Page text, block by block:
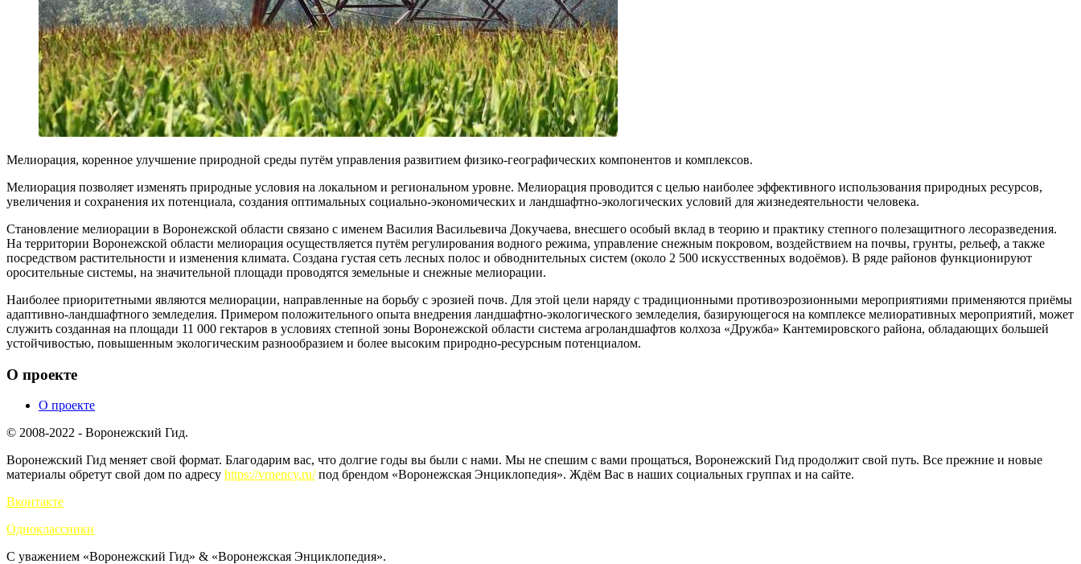
Мелиорация, коренное улучшение природной среды путём управления развитием физико-географических компонентов и комплексов.
Мелиорация позволяет изменять природные условия на локальном и региональном уровне. Мелиорация проводится с целью наиболее эффективного использования природных ресурсов,
увеличения и сохранения их потенциала, создания оптимальных социально-экономических и ландшафтно-экологических условий для жизнедеятельности человека.
Становление мелиорации в Воронежской области связано с именем Василия Васильевича Докучаева, внесшего особый вклад в теорию и практику степного полезащитного лесоразведения.
На территории Воронежской области мелиорация осуществляется путём регулирования водного режима, управление снежным покровом, воздействием на почвы, грунты, рельеф, а также
посредством растительности и изменения климата. Создана густая сеть лесных полос и обводнительных систем (около 2 500 искусственных водоёмов). В ряде районов функционируют
оросительные системы, на значительной площади проводятся земельные и снежные мелиорации.
Наиболее приоритетными являются мелиорации, направленные на борьбу с эрозией почв. Для этой цели наряду с традиционными противоэрозионными мероприятиями применяются приёмы
адаптивно-ландшафтного земледелия. Примером положительного опыта внедрения ландшафтно-экологического земледелия, базирующегося на комплексе мелиоративных мероприятий, может
служить созданная на площади 11 000 гектаров в условиях степной зоны Воронежской области система агроландшафтов колхоза «Дружба» Кантемировского района, обладающих большей
устойчивостью, повышенным экологическим разнообразием и более высоким природно-ресурсным потенциалом.
О проекте
О проекте
© 2008-2022 - Воронежский Гид.
Воронежский Гид меняет свой формат. Благодарим вас, что долгие годы вы были с нами. Мы не спешим с вами прощаться, Воронежский Гид продолжит свой путь. Все прежние и новые
материалы обретут свой дом по адресу https://vrnency.ru/под брендом «Воронежская Энциклопедия». Ждём Вас в наших социальных группах и на сайте.
Вконтакте
Одноклассники
С уважением «Воронежский Гид» & «Воронежская Энциклопедия».